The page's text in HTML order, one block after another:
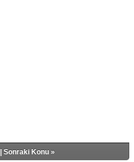
Sonraki Konu»